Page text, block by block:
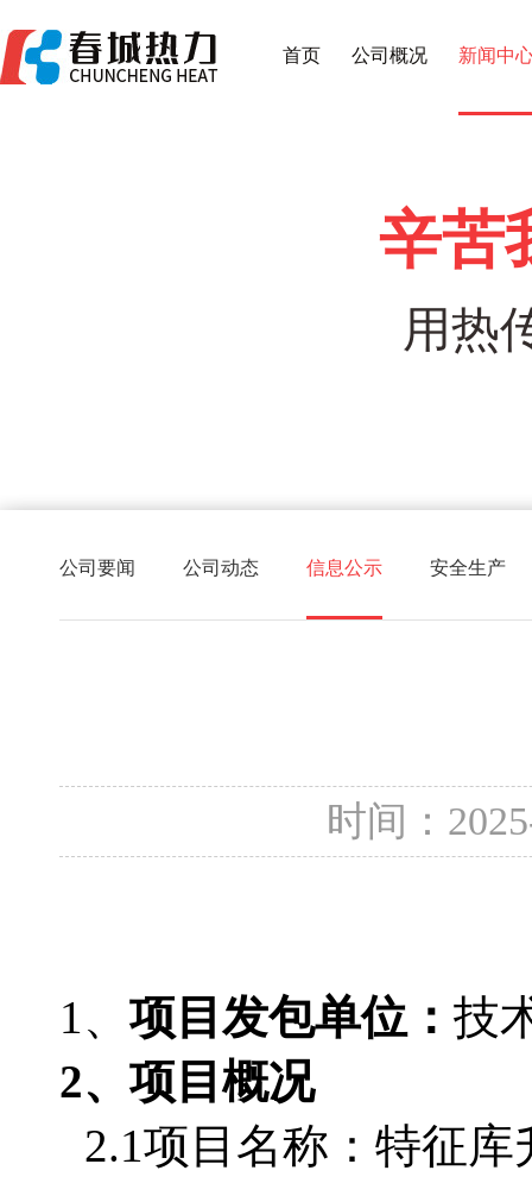
首页 公司概况 新闻中
辛苦
用热
公司要闻 公司动态 信息公示 安全生产
时间：
1、 项目发包单位： 技
2、项目概况
2.1项目名称：特征库